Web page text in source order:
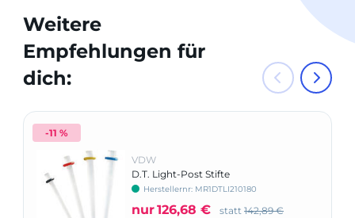
Weitere
Empfehlungen für
dich:
-11 %
VDW
D.T. Light-Post Stifte
Herstellernr: MR1DTLI210180
nur126,68 € statt 142,89 €